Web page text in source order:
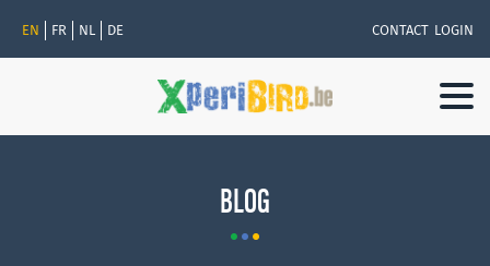
EN FR NL DE CONTACT LOGIN
BLOG